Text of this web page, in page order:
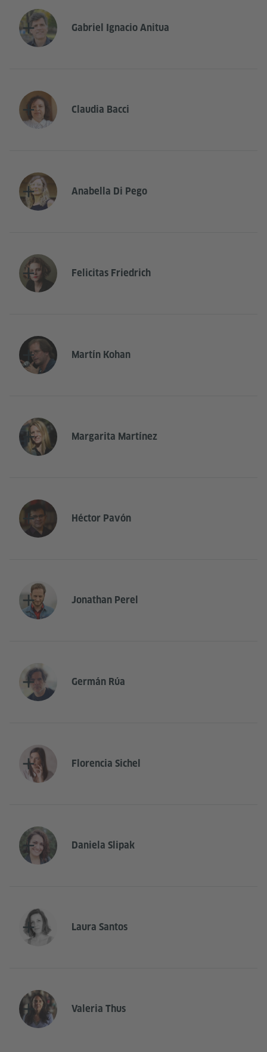
Gabriel Ignacio Anitua
Claudia Bacci
Anabella Di Pego
Felicitas Friedrich
Martín Kohan
Margarita Martínez
Héctor Pavón
Jonathan Perel
Germán Rúa
Florencia Sichel
Daniela Slipak
Laura Santos
Valeria Thus